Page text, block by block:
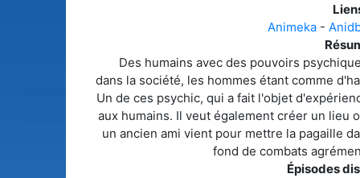
Animeka -
Des humains avec des pouvoirs
dans la société, les hommes étant comme
Un de ces psychic, qui a fait l'objet
aux humains. Il veut également créer un lieu
un ancien ami vient pour mettre la pagaille
fond de combats
Épisodes